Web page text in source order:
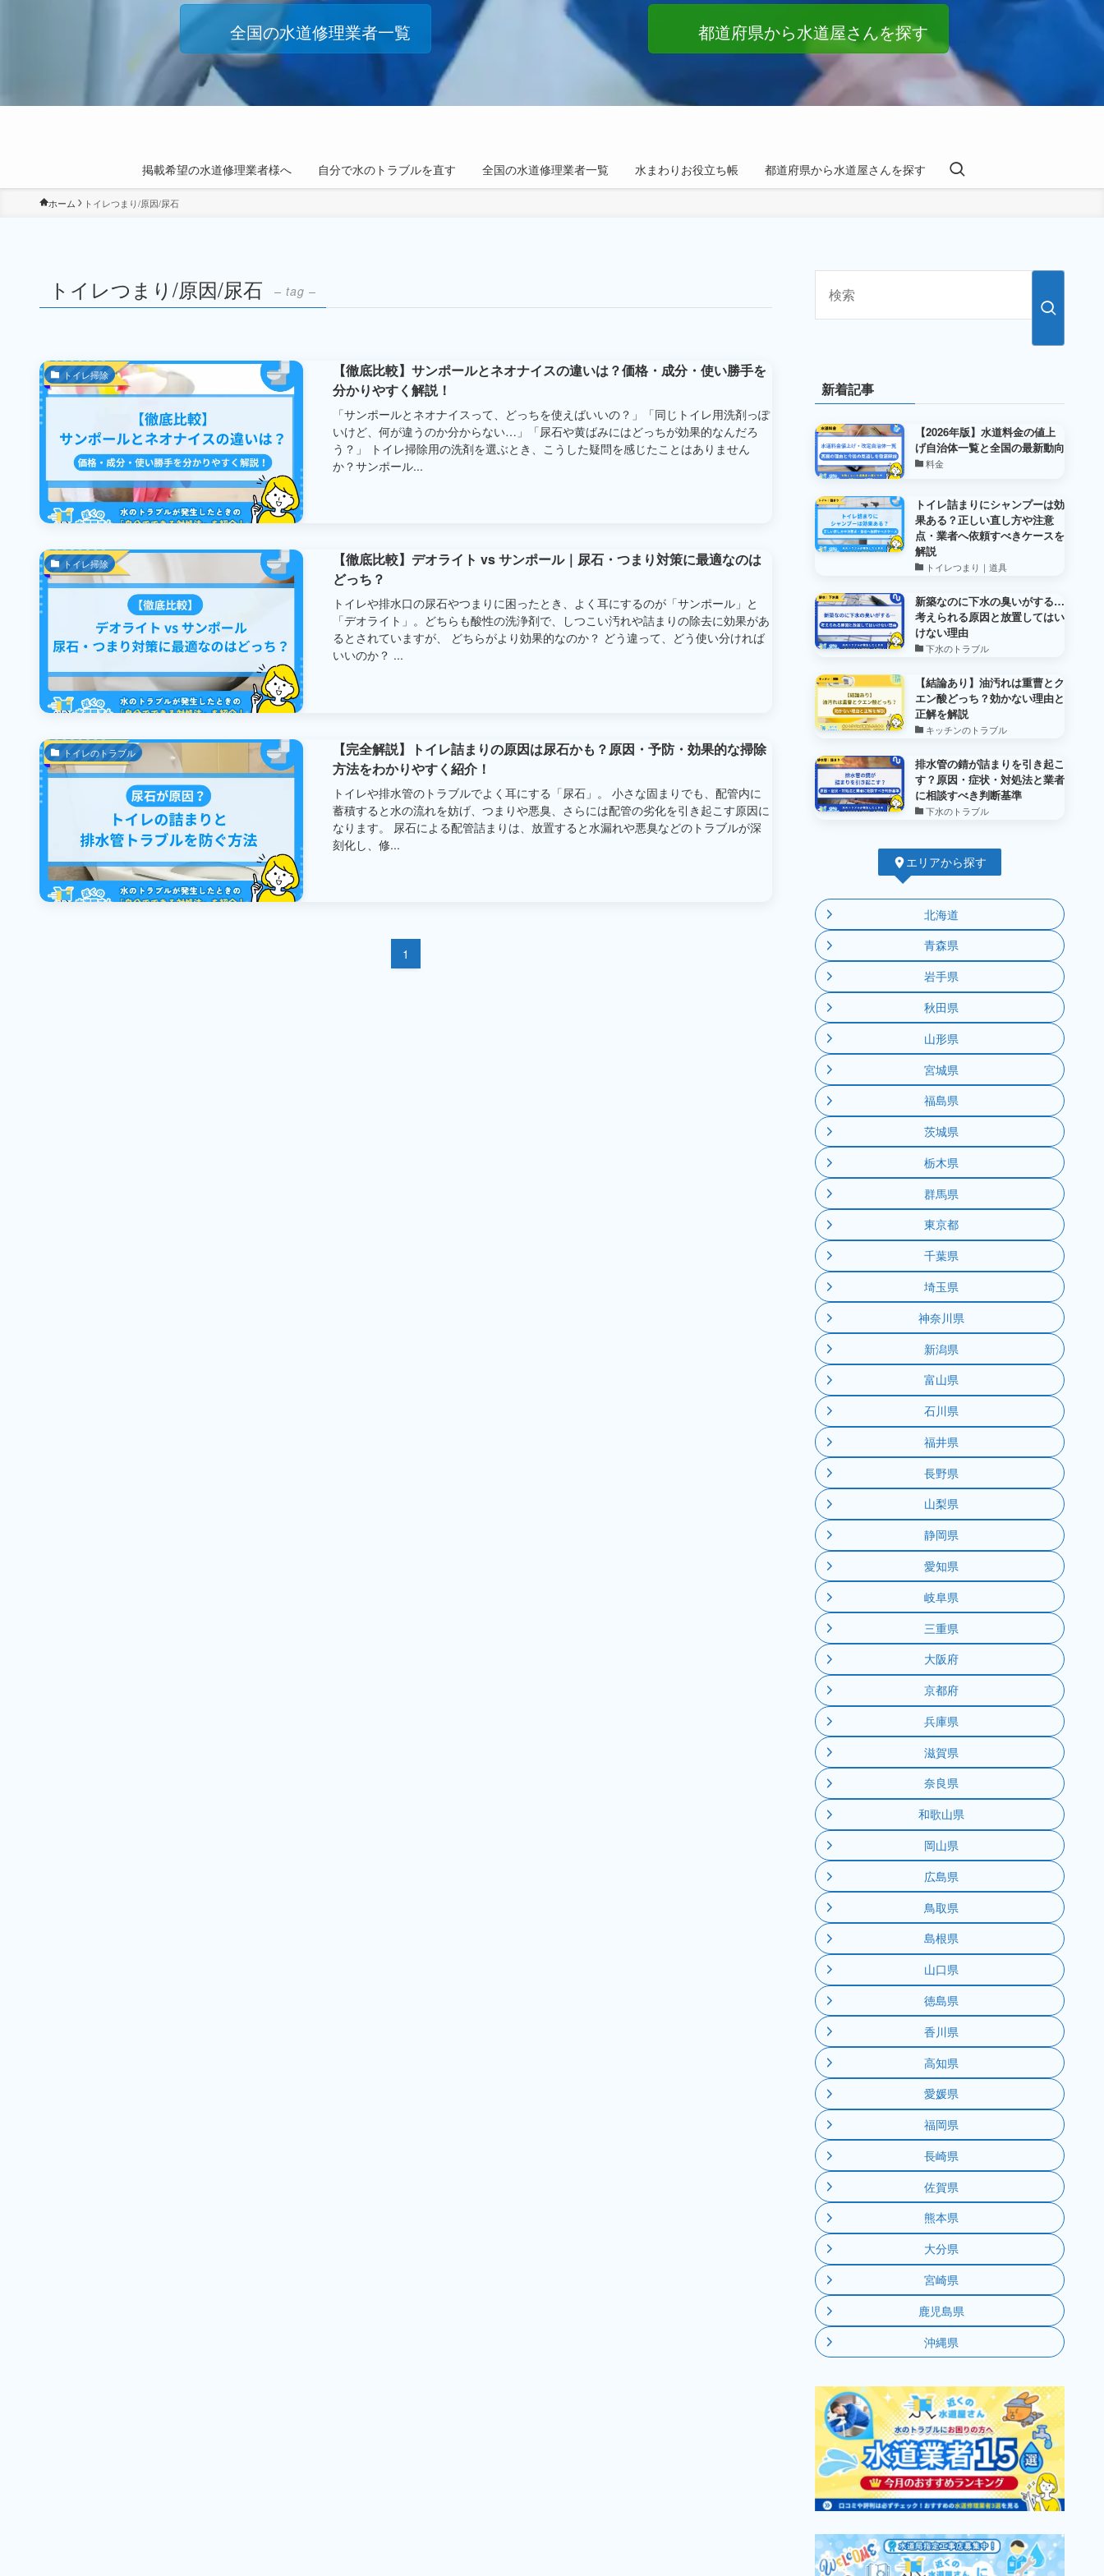
掲載希望の水道修理業者様へ 自分で水のトラブルを直す 全国の水道修理業者一覧 水まわりお役立ち帳 都道府県から水道屋さんを探す
全国の水道修理業者一覧 都道府県から水道屋さんを探す
ホーム トイレつまり/原因/尿石
トイレつまり/原因/尿石 – tag –
トイレ掃除
【徹底比較】サンポールとネオナイスの違いは？価格・成分・使い勝手を
分かりやすく解説！
「サンポールとネオナイスって、どっちを使えばいいの？」「同じトイレ用洗剤っぽ
いけど、何が違うのか分からない…」「尿石や黄ばみにはどっちが効果的なんだろ
う？」 トイレ掃除用の洗剤を選ぶとき、こうした疑問を感じたことはありません
か？サンポール...
トイレ掃除
【徹底比較】デオライト vs サンポール｜尿石・つまり対策に最適なのは
どっち？
トイレや排水口の尿石やつまりに困ったとき、よく耳にするのが「サンポール」と
「デオライト」。どちらも酸性の洗浄剤で、しつこい汚れや詰まりの除去に効果があ
るとされていますが、 どちらがより効果的なのか？ どう違って、どう使い分ければ
いいのか？ ...
トイレのトラブル
【完全解説】トイレ詰まりの原因は尿石かも？原因・予防・効果的な掃除
方法をわかりやすく紹介！
トイレや排水管のトラブルでよく耳にする「尿石」。 小さな固まりでも、配管内に
蓄積すると水の流れを妨げ、つまりや悪臭、さらには配管の劣化を引き起こす原因に
なります。 尿石による配管詰まりは、放置すると水漏れや悪臭などのトラブルが深
刻化し、修...
1
新着記事
【2026年版】水道料金の値上
げ自治体一覧と全国の最新動向
料金
トイレ詰まりにシャンプーは効
果ある？正しい直し方や注意
点・業者へ依頼すべきケースを
解説
トイレつまり｜道具
新築なのに下水の臭いがする…
考えられる原因と放置してはい
けない理由
下水のトラブル
【結論あり】油汚れは重曹とク
エン酸どっち？効かない理由と
正解を解説
キッチンのトラブル
排水管の錆が詰まりを引き起こ
す？原因・症状・対処法と業者
に相談すべき判断基準
下水のトラブル
エリアから探す
北海道
青森県
岩手県
秋田県
山形県
宮城県
福島県
茨城県
栃木県
群馬県
東京都
千葉県
埼玉県
神奈川県
新潟県
富山県
石川県
福井県
長野県
山梨県
静岡県
愛知県
岐阜県
三重県
大阪府
京都府
兵庫県
滋賀県
奈良県
和歌山県
岡山県
広島県
鳥取県
島根県
山口県
徳島県
香川県
高知県
愛媛県
福岡県
長崎県
佐賀県
熊本県
大分県
宮崎県
鹿児島県
沖縄県